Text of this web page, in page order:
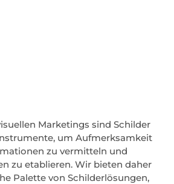
Marketings sind Schilder
um Aufmerksamkeit
zu vermitteln und
zu etablieren. Wir bieten daher
Palette von Schilderlösungen,